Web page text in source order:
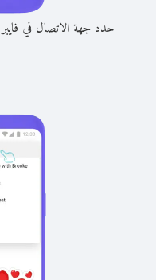
حدد جهة الاتصال في